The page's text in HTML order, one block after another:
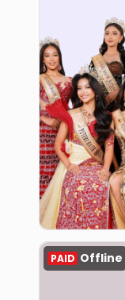
Register
PAID Offline